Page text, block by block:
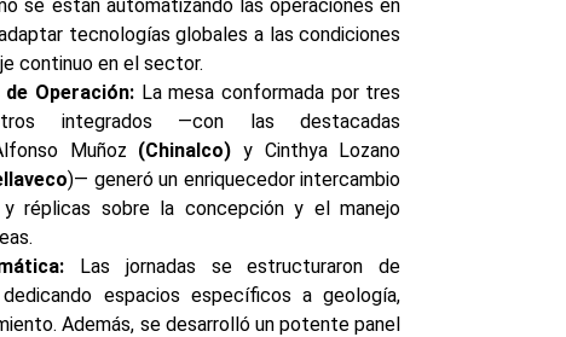
se están automatizando las operaciones en
tecnologías globales a las condiciones
continuo en el sector.
Operación:La mesa conformada por tres
integrados —con las destacadas
Muñoz (Chinalco) y Cinthya Lozano
)— generó un enriquecedor intercambio
réplicas sobre la concepción y el manejo
Las jornadas se estructuraron de
espacios específicos a geología,
Además, se desarrolló un potente panel